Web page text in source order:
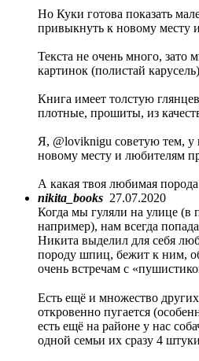
Но Куки готова показать
привыкнуть к новому месту
Текста не очень много, зато
картинок (полистай
Книга имеет толстую
плотные, прошиты, из
Я, @loviknigu советую тем, у
новому месту и любителям
А какая твоя любимая порода
nikita_books 27.07.2020
Когда мы гуляли на улице (в
например), нам всегда
Никита выделил для себя
породу шпиц, бежит к ним,
очень встречам с
Есть ещё и множество
откровенно пугается
есть ещё на районе у нас
одной семьи их сразу 4